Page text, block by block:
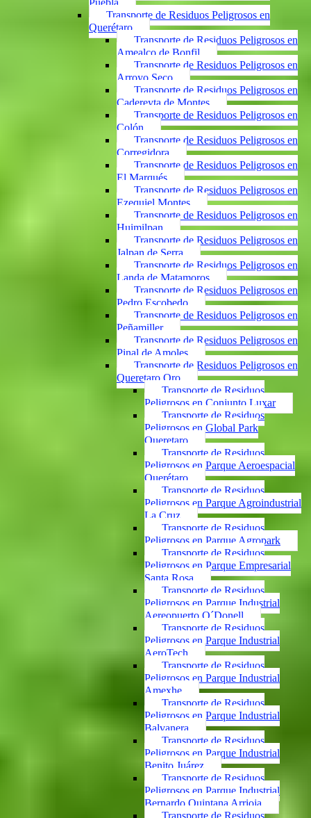
Puebla
Transporte de Residuos Peligrosos en
Querétaro
Transporte de Residuos Peligrosos en
Amealco de Bonfil
Transporte de Residuos Peligrosos en
Arroyo Seco
Transporte de Residuos Peligrosos en
Cadereyta de Montes
Transporte de Residuos Peligrosos en
Colón
Transporte de Residuos Peligrosos en
Corregidora
Transporte de Residuos Peligrosos en
El Marqués
Transporte de Residuos Peligrosos en
Ezequiel Montes
Transporte de Residuos Peligrosos en
Huimilpan
Transporte de Residuos Peligrosos en
Jalpan de Serra
Transporte de Residuos Peligrosos en
Landa de Matamoros
Transporte de Residuos Peligrosos en
Pedro Escobedo
Transporte de Residuos Peligrosos en
Peñamiller
Transporte de Residuos Peligrosos en
Pinal de Amoles
Transporte de Residuos Peligrosos en
Queretaro Qro
Transporte de Residuos
Peligrosos en Conjunto Luxar
Transporte de Residuos
Peligrosos en Global Park
Queretaro
Transporte de Residuos
Peligrosos en Parque Aeroespacial
Querétaro
Transporte de Residuos
Peligrosos en Parque Agroindustrial
La Cruz
Transporte de Residuos
Peligrosos en Parque Agropark
Transporte de Residuos
Peligrosos en Parque Empresarial
Santa Rosa
Transporte de Residuos
Peligrosos en Parque Industrial
Aereopuerto O´Donell
Transporte de Residuos
Peligrosos en Parque Industrial
AeroTech
Transporte de Residuos
Peligrosos en Parque Industrial
Amexhe
Transporte de Residuos
Peligrosos en Parque Industrial
Balvanera
Transporte de Residuos
Peligrosos en Parque Industrial
Benito Juárez
Transporte de Residuos
Peligrosos en Parque Industrial
Bernardo Quintana Arrioja
Transporte de Residuos